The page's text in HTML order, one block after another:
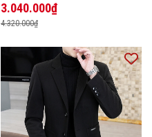
3.040.000₫
4.320.000₫